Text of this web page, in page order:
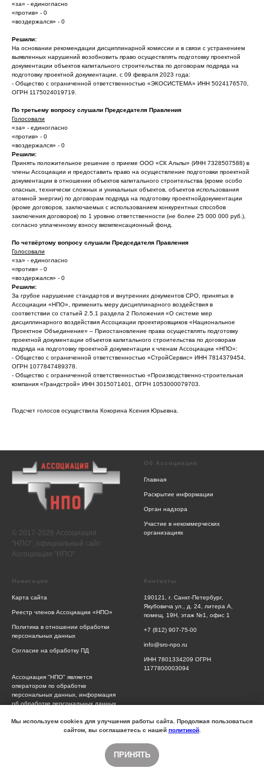
«за» - единогласно
«против» - 0
«воздержался» - 0
Решили:
На основании рекомендации дисциплинарной комиссии и в связи с устранением
выявленных нарушений возобновить право осуществлять подготовку проектной
документации объектов капитального строительства по договорам подряда на
подготовку проектной документации, с 09 февраля 2023 года:
- Общество с ограниченной ответственностью «ЭКОСИСТЕМА» ИНН 5024176570,
ОГРН 1175024019719.
По третьему вопросу слушали Председателя Правления
Голосовали
«за» - единогласно
«против» - 0
«воздержался» - 0
Решили:
Принять положительное решение о приеме ООО «СК Альпы» (ИНН 7328507588) в
члены Ассоциации и предоставить право на осуществление подготовки проектной
документации в отношении объектов капитального строительства (кроме особо
опасных, технически сложных и уникальных объектов, объектов использования
атомной энергии) по договорам подряда на подготовку проектнойдокументации
(кроме договоров, заключаемых с использованием конкурентных способов
заключения договоров) по 1 уровню ответственности (не более 25 000 000 руб.),
согласно уплаченному взносу вкомпенсационный фонд.
По четвёртому вопросу слушали Председателя Правления
Голосовали
«за» - единогласно
«против» - 0
«воздержался» - 0
Решили:
За грубое нарушение стандартов и внутренних документов СРО, принятых в
Ассоциации «НПО», применить меру дисциплинарного воздействия в
соответствии со статьей 2.5.1 раздела 2 Положения «О системе мер
дисциплинарного воздействия Ассоциации проектировщиков «Национальное
Проектное Объединение» – Приостановление права осуществлять подготовку
проектной документации объектов капитального строительства по договорам
подряда на подготовку проектной документации к членам Ассоциации «НПО»:
- Общество с ограниченной ответственностью «СтройСервис» ИНН 7814379454,
ОГРН 1077847489378.
- Общество с ограниченной ответственностью «Производственно-строительная
компания «Грандстрой» ИНН 3015071401, ОГРН 1053000079703.
Подсчет голосов осуществила Кокорина Ксения Юрьевна.
Мы используем cookies для улучшения работы сайта. Продолжая пользоваться
сайтом, вы соглашаетесь с нашей политикой.
ПРИНЯТЬ
© 2017-2026 Ассоциация
"НПО", официальный сайт
Ассоциации "НПО"
Об Ассоциации
Главная
Раскрытие информации
Орган надзора
Участие в некоммерческих
организациях
Навигация
Карта сайта
Реестр членов Ассоциации «НПО»
Политика в отношении обработки
персональных данных
Согласие на обработку ПД
Ассоциация "НПО" является
оператором по обработке
персональных данных, информация
об обработке персональных данных
требованиях к защите персональных
данных отражены в Политике
Контакты
190121, г. Санкт-Петербург,
Якубовича ул., д. 24, литера А,
помещ. 19Н, этаж №1, офис 1
+7 (812) 907-75-00
info@sro-npo.ru
ИНН 7801334209 ОГРН
1177800003094